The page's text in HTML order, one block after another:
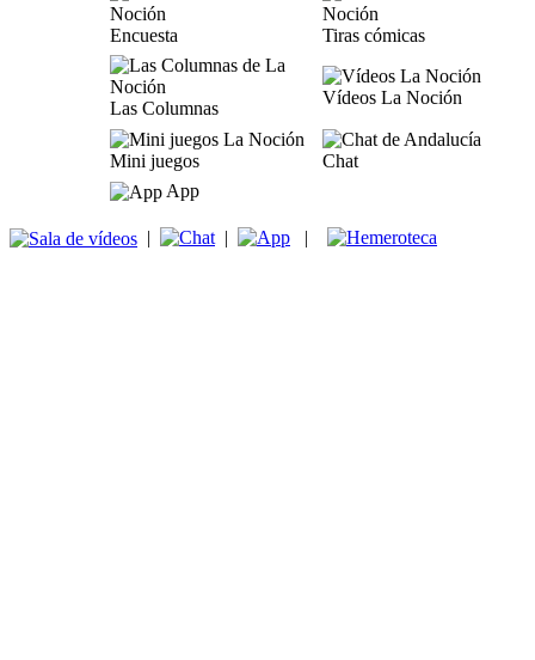
Encuesta Tiras cómicas
Las Columnas
Vídeos La Noción
Mini juegos
Chat
App
| | |